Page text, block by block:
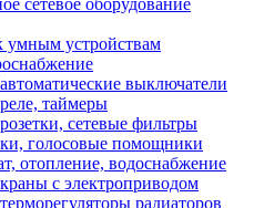
сетевое оборудование
умным устройствам
выключатели
таймеры
сетевые фильтры
голосовые помощники
отопление, водоснабжение
с электроприводом
радиаторов